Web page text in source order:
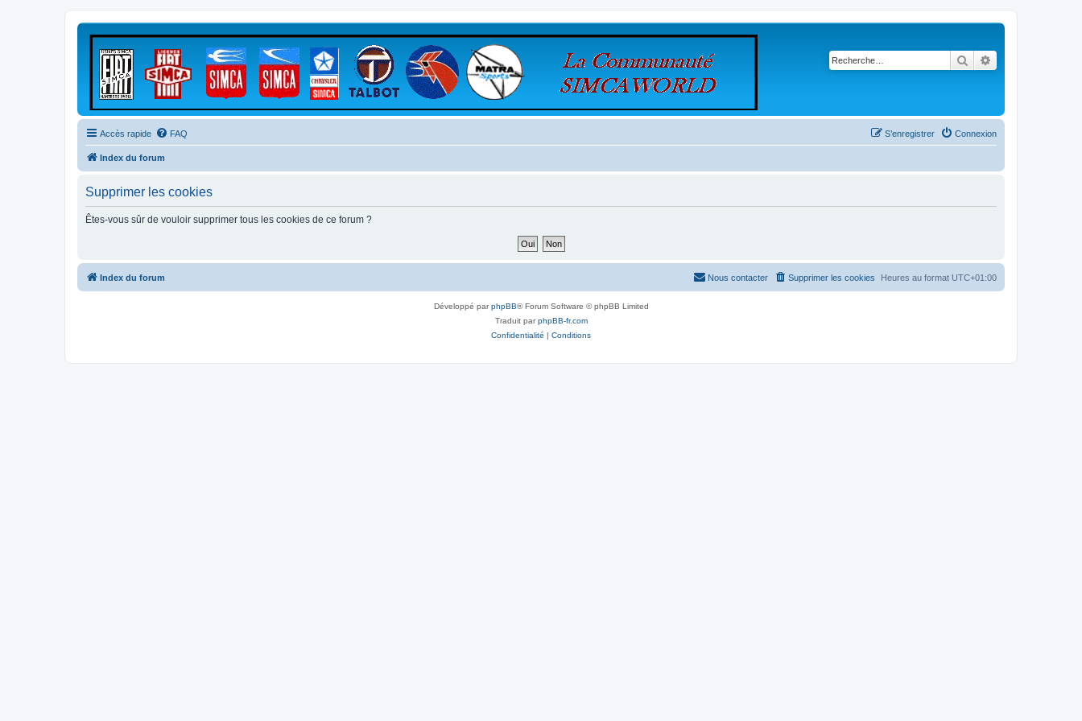
Rechercher
Accès rapide FAQ Connexion
S’enregistrer
Index du forum
Supprimer les cookies
Êtes-vous sûr de vouloir supprimer tous les cookies de ce forum ?
Index du forum Heures au format UTC+01:00
Supprimer les cookies
Nous contacter
Développé parphpBB® Forum Software © phpBB Limited
Traduit parphpBB-fr.com
Confidentialité | Conditions